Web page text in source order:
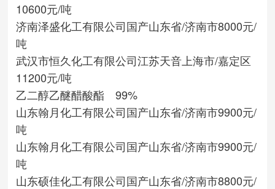
10600元/吨
济南泽盛化工有限公司国产山东省/济南市8000元/
吨
武汉市恒久化工有限公司江苏天音 上海市/嘉定区
11200元/吨
乙二醇乙醚醋酸酯 99%
山东翰月化工有限公司国产山东省/济南市9900元/
吨
山东翰月化工有限公司国产山东省/济南市9900元/
吨
山东硕佳化工有限公司国产山东省/济南市8800元/